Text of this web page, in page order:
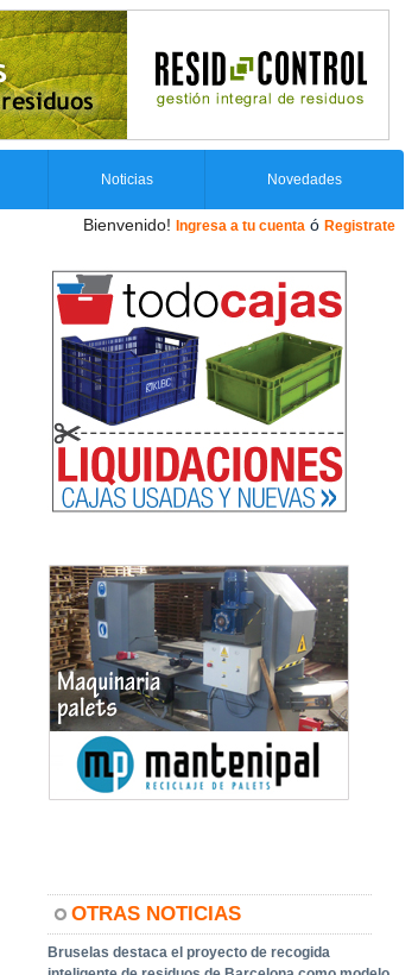
Noticias Novedades
Bienvenido! Ingresa a tu cuenta ó Registrate
OTRAS NOTICIAS
Bruselas destaca el proyecto de recogida